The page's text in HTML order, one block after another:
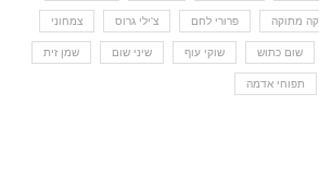
מתוקה פרורי לחם צ'ילי גרוס צמחוני
שום כתוש שוקי עוף שיני שום שמן זית
תפוחי אדמה